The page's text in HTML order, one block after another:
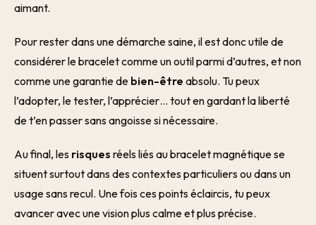
aimant.
Pour rester dans une démarche saine, il est donc utile de
considérer le bracelet comme un outil parmi d’autres, et non
comme une garantie de bien-être absolu. Tu peux
l’adopter, le tester, l’apprécier… tout en gardant la liberté
de t’en passer sans angoisse si nécessaire.
Au final, les risques réels liés au bracelet magnétique se
situent surtout dans des contextes particuliers ou dans un
usage sans recul. Une fois ces points éclaircis, tu peux
avancer avec une vision plus calme et plus précise.